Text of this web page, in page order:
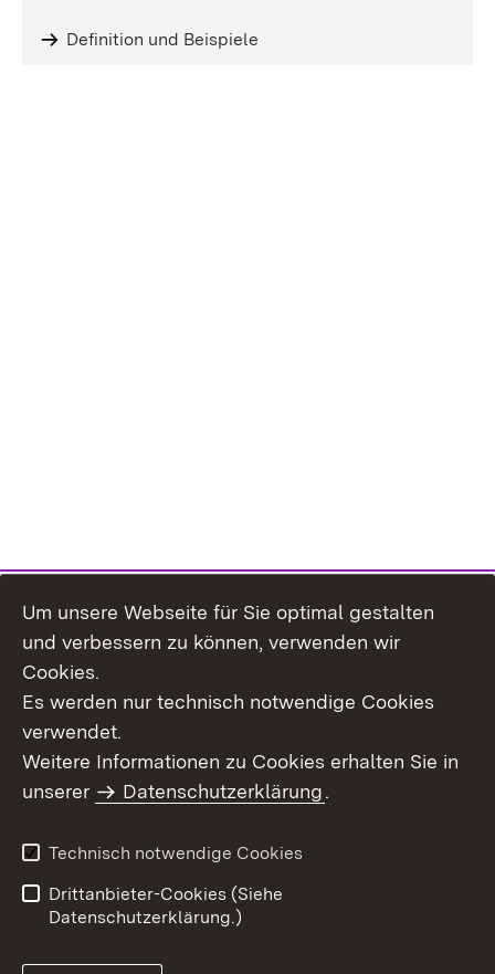
Definition und Beispiele
Themenübersicht
Barrierefreiheit
Um unsere Webseite für Sie optimal gestalten
und verbessern zu können, verwenden wir
Cookies.
Es werden nur technisch notwendige Cookies
verwendet.
Weitere Informationen zu Cookies erhalten Sie in
unserer
Datenschutzerklärung.
Technisch notwendige Cookies
Drittanbieter-Cookies (Siehe
Datenschutzerklärung.)